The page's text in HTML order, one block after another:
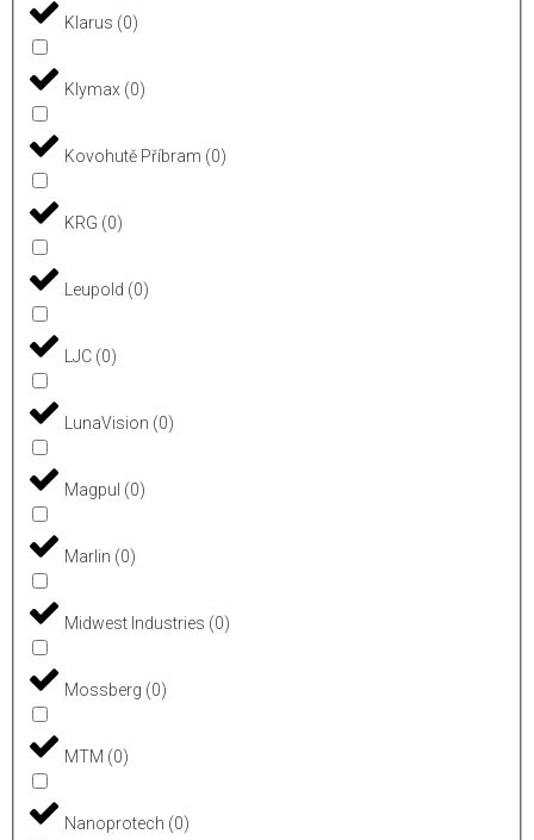
Klarus (0)
Klymax (0)
Kovohutě Příbram (0)
KRG (0)
Leupold (0)
LJC (0)
LunaVision (0)
Magpul (0)
Marlin (0)
Midwest Industries (0)
Mossberg (0)
MTM (0)
Nanoprotech (0)